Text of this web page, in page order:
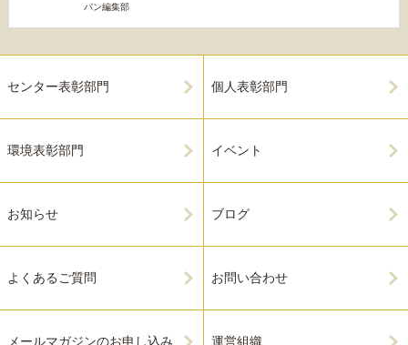
パン編集部
センター表彰部門 個人表彰部門
環境表彰部門 イベント
お知らせ ブログ
よくあるご質問 お問い合わせ
メールマガジンのお申し込み 運営組織